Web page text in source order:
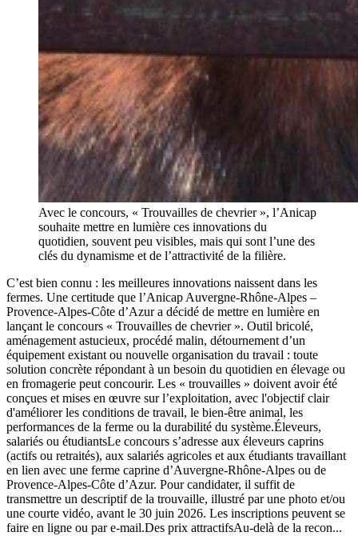
Avec le concours, « Trouvailles de chevrier », l’Anicap
souhaite mettre en lumière ces innovations du
quotidien, souvent peu visibles, mais qui sont l’une des
clés du dynamisme et de l’attractivité de la filière.
C’est bien connu : les meilleures innovations naissent dans les
fermes. Une certitude que l’Anicap Auvergne-Rhône-Alpes –
Provence-Alpes-Côte d’Azur a décidé de mettre en lumière en
lançant le concours « Trouvailles de chevrier ». Outil bricolé,
aménagement astucieux, procédé malin, détournement d’un
équipement existant ou nouvelle organisation du travail : toute
solution concrète répondant à un besoin du quotidien en élevage ou
en fromagerie peut concourir. Les « trouvailles » doivent avoir été
conçues et mises en œuvre sur l’exploitation, avec l'objectif clair
d'améliorer les conditions de travail, le bien-être animal, les
performances de la ferme ou la durabilité du système.Éleveurs,
salariés ou étudiantsLe concours s’adresse aux éleveurs caprins
(actifs ou retraités), aux salariés agricoles et aux étudiants travaillant
en lien avec une ferme caprine d’Auvergne-Rhône-Alpes ou de
Provence-Alpes-Côte d’Azur. Pour candidater, il suffit de
transmettre un descriptif de la trouvaille, illustré par une photo et/ou
une courte vidéo, avant le 30 juin 2026. Les inscriptions peuvent se
faire en ligne ou par e-mail.Des prix attractifsAu-delà de la recon...